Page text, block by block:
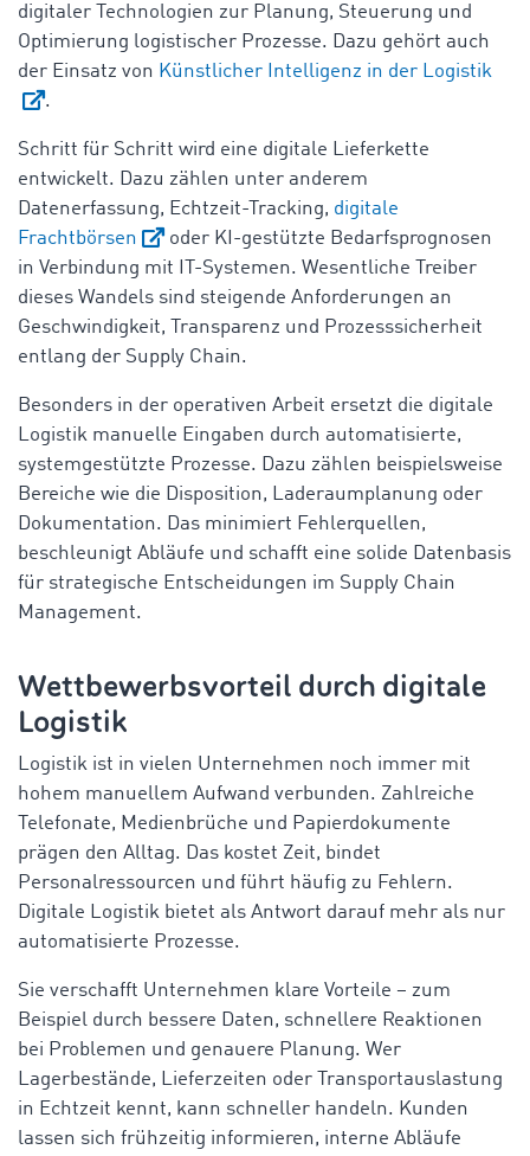
digitaler Technologien zur Planung, Steuerung und
Optimierung logistischer Prozesse. Dazu gehört auch
der Einsatz von Künstlicher Intelligenz in der Logistik
.
Schritt für Schritt wird eine digitale Lieferkette
entwickelt. Dazu zählen unter anderem
Datenerfassung, Echtzeit-Tracking, digitale
Frachtbörsen
oder KI-gestützte Bedarfsprognosen
in Verbindung mit IT-Systemen. Wesentliche Treiber
dieses Wandels sind steigende Anforderungen an
Geschwindigkeit, Transparenz und Prozesssicherheit
entlang der Supply Chain.
Besonders in der operativen Arbeit ersetzt die digitale
Logistik manuelle Eingaben durch automatisierte,
systemgestützte Prozesse. Dazu zählen beispielsweise
Bereiche wie die Disposition, Laderaumplanung oder
Dokumentation. Das minimiert Fehlerquellen,
beschleunigt Abläufe und schafft eine solide Datenbasis
für strategische Entscheidungen im Supply Chain
Management.
Wettbewerbsvorteil durch digitale
Logistik
Logistik ist in vielen Unternehmen noch immer mit
hohem manuellem Aufwand verbunden. Zahlreiche
Telefonate, Medienbrüche und Papierdokumente
prägen den Alltag. Das kostet Zeit, bindet
Personalressourcen und führt häufig zu Fehlern.
Digitale Logistik bietet als Antwort darauf mehr als nur
automatisierte Prozesse.
Sie verschafft Unternehmen klare Vorteile – zum
Beispiel durch bessere Daten, schnellere Reaktionen
bei Problemen und genauere Planung. Wer
Lagerbestände, Lieferzeiten oder Transportauslastung
in Echtzeit kennt, kann schneller handeln. Kunden
lassen sich frühzeitig informieren, interne Abläufe